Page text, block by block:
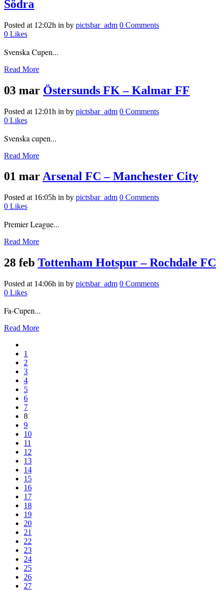
Södra
Posted at 12:02h in by pictsbar_adm 0 Comments
0 Likes
Svenska Cupen...
Read More
03 mar Östersunds FK – Kalmar FF
Posted at 12:01h in by pictsbar_adm 0 Comments
0 Likes
Svenska cupen...
Read More
01 marArsenal FC – Manchester City
Posted at 16:05h in by pictsbar_adm 0 Comments
0 Likes
Premier League...
Read More
28 feb Tottenham Hotspur – Rochdale FC
Posted at 14:06h in by pictsbar_adm 0 Comments
0 Likes
Fa-Cupen...
Read More
1
2
3
4
5
6
7
8
9
10
11
12
13
14
15
16
17
18
19
20
21
22
23
24
25
26
27